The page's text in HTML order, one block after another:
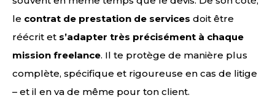
le contrat de prestation de services doit être
réécrit et s’adapter très précisément à chaque
mission freelance. Il te protège de manière plus
complète, spécifique et rigoureuse en cas de litige
– et il en va de même pour ton client.